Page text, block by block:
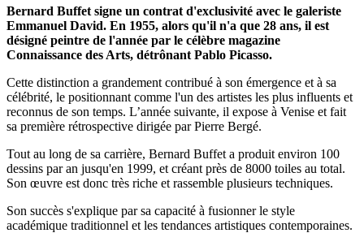
Bernard Buffet signe un contrat d'exclusivité avec le galeriste
Emmanuel David. En 1955, alors qu'il n'a que 28 ans, il est
désigné peintre de l'année par le célèbre magazine
Connaissance des Arts, détrônant Pablo Picasso.
Cette distinction a grandement contribué à son émergence et à sa
célébrité, le positionnant comme l'un des artistes les plus influents et
reconnus de son temps. L’année suivante, il expose à Venise et fait
sa première rétrospective dirigée par Pierre Bergé.
Tout au long de sa carrière, Bernard Buffet a produit environ 100
dessins par an jusqu'en 1999, et créant près de 8000 toiles au total.
Son œuvre est donc très riche et rassemble plusieurs techniques.
Son succès s'explique par sa capacité à fusionner le style
académique traditionnel et les tendances artistiques contemporaines.